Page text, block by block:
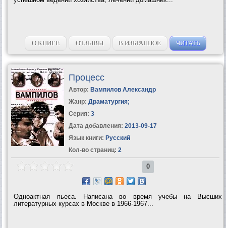
О КНИГЕ ОТЗЫВЫ В ИЗБРАННОЕ ЧИТАТЬ
Процесс
Автор: Вампилов Александр
Жанр: Драматургия;
Серия: 3
Дата добавления: 2013-09-17
Язык книги: Русский
Кол-во страниц: 2
0
Одноактная пьеса. Написана во время учебы на Высших
литературных курсах в Москве в 1966-1967...